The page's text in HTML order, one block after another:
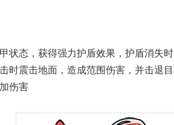
状态，获得强力护盾效果，护盾消失
时震击地面，造成范围伤害，并击退
伤害